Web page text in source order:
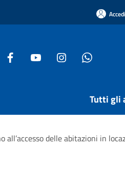
Tutti gli
all’accesso delle abitazioni in